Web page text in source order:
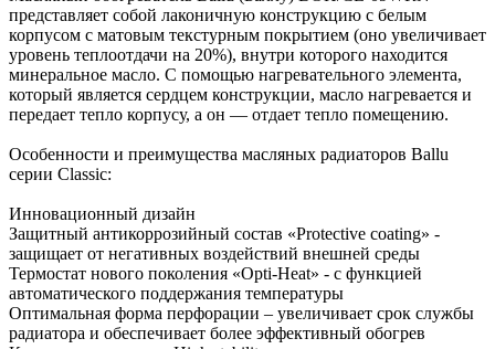
представляет собой лаконичную конструкцию с белым
корпусом с матовым текстурным покрытием (оно увеличивает
уровень теплоотдачи на 20%), внутри которого находится
минеральное масло. С помощью нагревательного элемента,
который является сердцем конструкции, масло нагревается и
передает тепло корпусу, а он — отдает тепло помещению.
Особенности и преимущества масляных радиаторов Ballu
серии Classiс:
Инновационный дизайн
Защитный антикоррозийный состав «Protective coating» -
защищает от негативных воздействий внешней среды
Термостат нового поколения «Opti-Heat» - с функцией
автоматического поддержания температуры
Оптимальная форма перфорации – увеличивает срок службы
радиатора и обеспечивает более эффективный обогрев